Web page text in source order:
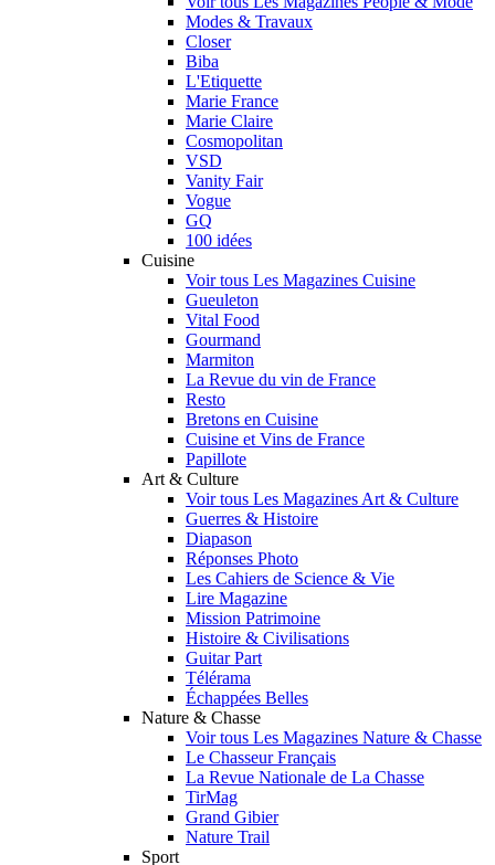
Modes & Travaux
Closer
Biba
L'Etiquette
Marie France
Marie Claire
Cosmopolitan
VSD
Vanity Fair
Vogue
GQ
100 idées
Cuisine
Voir tous Les Magazines Cuisine
Gueuleton
Vital Food
Gourmand
Marmiton
La Revue du vin de France
Resto
Bretons en Cuisine
Cuisine et Vins de France
Papillote
Art & Culture
Voir tous Les Magazines Art & Culture
Guerres & Histoire
Diapason
Réponses Photo
Les Cahiers de Science & Vie
Lire Magazine
Mission Patrimoine
Histoire & Civilisations
Guitar Part
Télérama
Échappées Belles
Nature & Chasse
Voir tous Les Magazines Nature & Chasse
Le Chasseur Français
La Revue Nationale de La Chasse
TirMag
Grand Gibier
Nature Trail
Sport